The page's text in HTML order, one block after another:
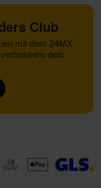
Club
mit dem 24MX
dein